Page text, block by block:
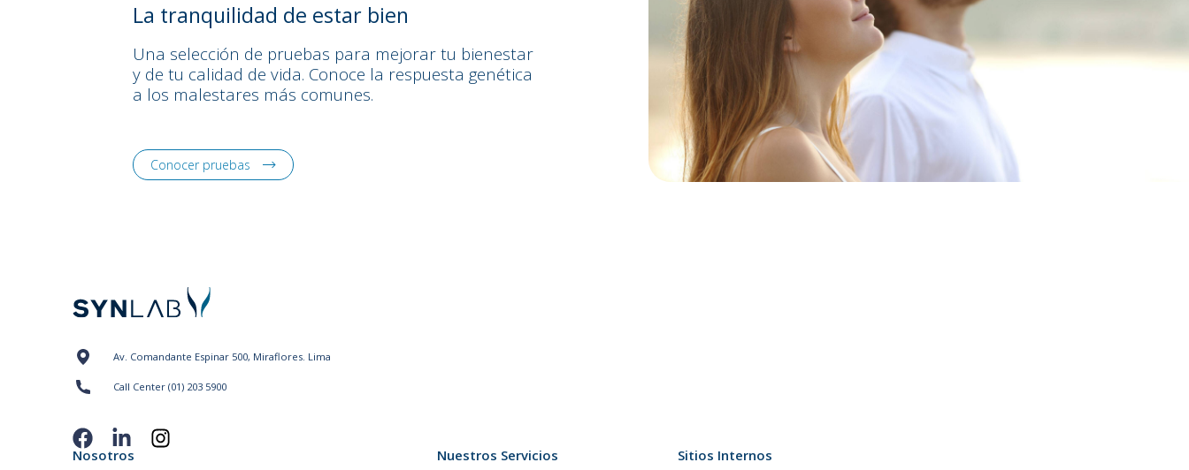
La tranquilidad de estar bien
Una selección de pruebas para mejorar tu bienestar
y de tu calidad de vida. Conoce la respuesta genética
a los malestares más comunes.
Conocer pruebas
Av. Comandante Espinar 500, Miraflores. Lima
Call Center (01) 203 5900
Nosotros Nuestros Servicios Sitios Internos